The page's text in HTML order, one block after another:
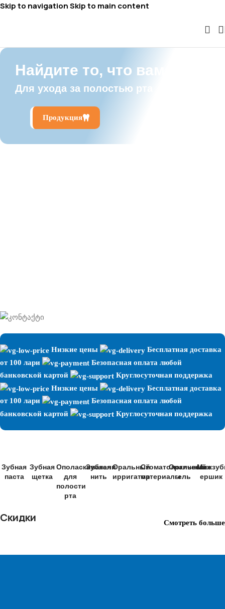
Skip to navigationSkip to main content
Найдите то, что вам нужно.
Для ухода за полостью рта
Продукция
Зубные щетки
Низкие цены
Бесплатная доставка
от 100 лари
Безопасная оплата любой
банковской картой
Круглосуточная поддержка
Низкие цены
Бесплатная доставка
от 100 лари
Безопасная оплата любой
банковской картой
Круглосуточная поддержка
Зубная
паста
Зубная
щетка
Ополаскиватели
для
полости
рта
Зубная
нить
Оральный
ирригатор
Стоматологические
материалы
Оральный
гель
ершик
Скидки Смотреть больше